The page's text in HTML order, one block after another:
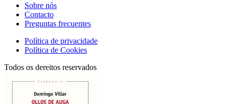
Sobre nós
Contacto
Preguntas frecuentes
Política de privacidade
Política de Cookies
Todos os dereitos reservados